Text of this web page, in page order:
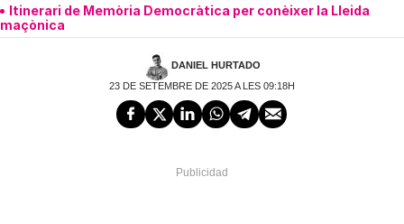
Itinerari de Memòria Democràtica per conèixer la Lleida
maçònica
DANIEL HURTADO
23 DE SETEMBRE DE 2025 A LES 09:18H